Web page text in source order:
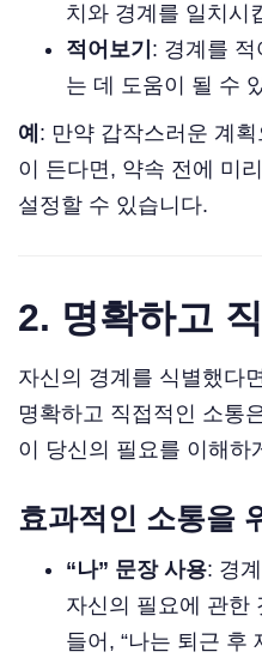
치와 경계를 일치시
적어보기 : 경계를
는 데 도움이 될 수
예 : 만약 갑작스러운 계
이 든다면, 약속 전에 미
설정할 수 있습니다.
2. 명확하고
자신의 경계를 식별했다
명확하고 직접적인 소통
이 당신의 필요를 이해하
효과적인 소통을
“나” 문장 사용: 경
자신의 필요에 관한
들어, “나는 퇴근 후